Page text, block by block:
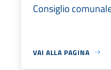
Consiglio
VAI ALLA PAGINA